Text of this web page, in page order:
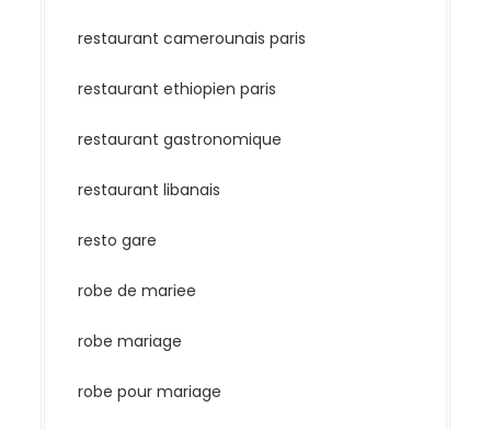
restaurant camerounais paris
restaurant ethiopien paris
restaurant gastronomique
restaurant libanais
resto gare
robe de mariee
robe mariage
robe pour mariage